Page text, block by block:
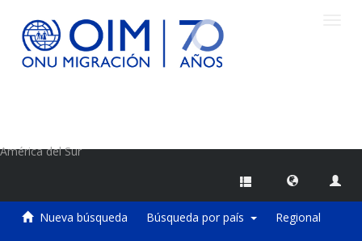
América del Sur
Nueva búsqueda Búsqueda por país Regional